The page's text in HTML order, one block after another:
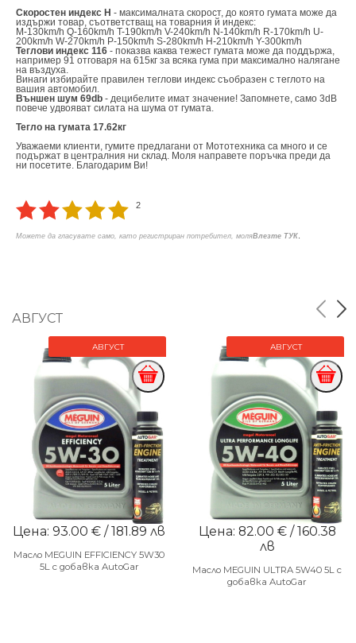
Скоростен индекс H - максималната скорост, до която гумата може да
издържи товар, съответстващ на товарния й индекс:
M-130km/h Q-160km/h T-190km/h V-240km/h N-140km/h R-170km/h U-
200km/h W-270km/h P-150km/h S-280km/h H-210km/h Y-300km/h
Теглови индекс 116 - показва каква тежест гумата може да поддържа,
например 91 отговаря на 615кг за всяка гума при максимално налягане
на въздуха.
Винаги избирайте правилен теглови индекс съобразен с теглото на
вашия автомобил.
Външен шум 69db - децибелите имат значение! Запомнете, само 3dB
повече удвояват силата на шума от гумата.
Тегло на гумата 17.62кг
Уважаеми клиенти, гумите предлагани от Мототехника са много и се
подържат в централния ни склад. Моля направете поръчка преди да
ни посетите. Благодарим Ви!
2
Можете да гласувате само, като регистриран потребител, моляВлезте ТУК
АВГУСТ
АВГУСТ
Цена: 93.00 € / 181.89 лв
Масло MEGUIN EFFICIENCY 5W30
5L с добавка AutoGar
АВГУСТ
Цена: 82.00 € / 160.38
лв
Масло MEGUIN ULTRA 5W40 5L с
добавка AutoGar